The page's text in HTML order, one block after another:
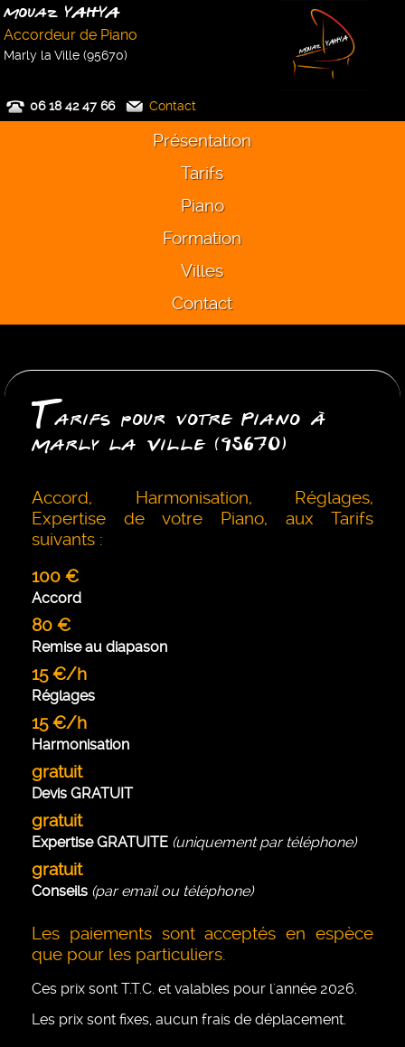
Mouaz YAHYA
Accordeur de Piano
Marly la Ville (95670)
06 18 42 47 66 Contact
Présentation
Tarifs
Piano
Formation
Villes
Contact
Tarifs pour votre Piano à
Marly la Ville (95670)
Accord, Harmonisation, Réglages,
Expertise de votre Piano, aux Tarifs
suivants :
100 €
Accord
80 €
Remise au diapason
15 €/h
Réglages
15 €/h
Harmonisation
gratuit
Devis GRATUIT
gratuit
Expertise GRATUITE (uniquement par téléphone)
gratuit
Conseils (par email ou téléphone)
Les paiements sont acceptés en espèce
que pour les particuliers.
Ces prix sont T.T.C. et valables pour l'année 2026.
Les prix sont fixes, aucun frais de déplacement.